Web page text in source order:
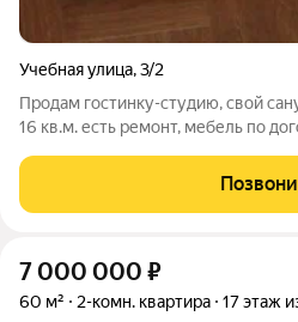
Учебная улица,3/2
Продам гостинку-студию, свой
16 кв.м. есть ремонт, мебель по
7 000 000 ₽
60 м² 2-комн. квартира 17 этаж